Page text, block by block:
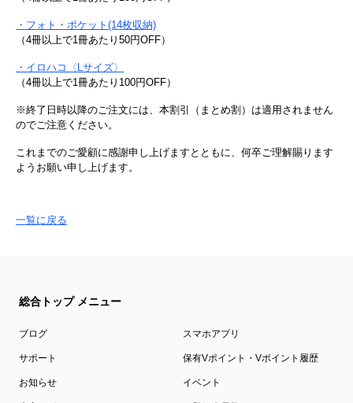
・フォト・ポケット(14枚収納)
（4冊以上で1冊あたり50円OFF）
・イロハコ〈Lサイズ〉
（4冊以上で1冊あたり100円OFF）
※終了日時以降のご注文には、本割引（まとめ割）は適用されません
のでご注意ください。
これまでのご愛顧に感謝申し上げますとともに、何卒ご理解賜ります
ようお願い申し上げます。
一覧に戻る
総合トップ メニュー
ブログ スマホアプリ
サポート 保有Vポイント・Vポイント履歴
お知らせ イベント